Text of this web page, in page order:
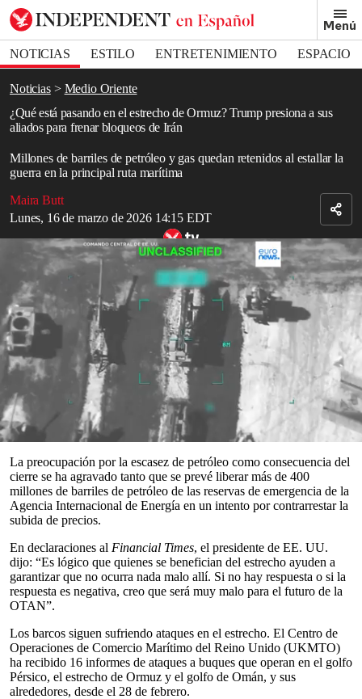
Menú
NOTICIAS ESTILO ENTRETENIMIENTO
ESPACIO
DEPORTES
Noticias
Medio Oriente
¿Qué está pasando en el estrecho de Ormuz? Trump presiona a sus
aliados para frenar bloqueos de Irán
Millones de barriles de petróleo y gas quedan retenidos al estallar la
guerra en la principal ruta marítima
Maira Butt
Lunes, 16 de marzo de 2026 14:15 EDT
Bookmark popover
Removed from bookmarks
Close popover
seconds
seconds
Trump pide a 7 países una coalición militar para proteger el estrecho
de Ormuz
Read in English
Donald Trump intensificó la presión sobre los aliados de la OTAN
para que ayuden a reabrir el estrecho de Ormuz, mientras la
guerra
entre Estados Unidos e
IsraelenIrán
entra en su tercera semana.
El bloqueo efectivo de Irán sobre esta vía marítima clave ha
provocado que el precio del
petróleo
se dispare por encima de los
100 dólares por barril, a medida que los países evitan transitar por
el estrecho.
La preocupación por la escasez de petróleo como consecuencia del
cierre se ha agravado tanto que se prevé liberar más de 400
millones de barriles de petróleo de las reservas de emergencia de la
Agencia Internacional de Energía en un intento por contrarrestar la
subida de precios.
En declaraciones al Financial Times, el presidente de EE. UU.
dijo: “Es lógico que quienes se benefician del estrecho ayuden a
garantizar que no ocurra nada malo allí. Si no hay respuesta o si la
respuesta es negativa, creo que será muy malo para el futuro de la
OTAN”.
Los barcos siguen sufriendo ataques en el estrecho. El Centro de
Operaciones de Comercio Marítimo del Reino Unido (UKMTO)
ha recibido 16 informes de ataques a buques que operan en el golfo
Pérsico, el estrecho de Ormuz y el golfo de Omán, y sus
alrededores, desde el 28 de febrero.